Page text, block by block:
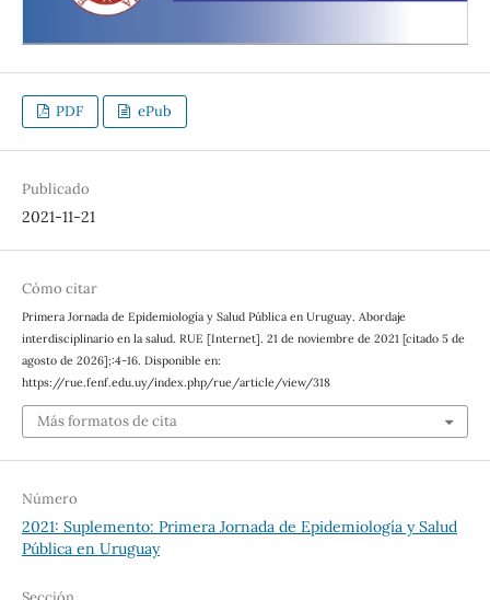
PDF ePub
Publicado
2021-11-21
Cómo citar
Primera Jornada de Epidemiología y Salud Pública en Uruguay. Abordaje
interdisciplinario en la salud. RUE [Internet]. 21 de noviembre de 2021 [citado 5 de
agosto de 2026];:4-16. Disponible en:
https://rue.fenf.edu.uy/index.php/rue/article/view/318
Más formatos de cita
Número
2021: Suplemento: Primera Jornada de Epidemiología y Salud
Pública en Uruguay